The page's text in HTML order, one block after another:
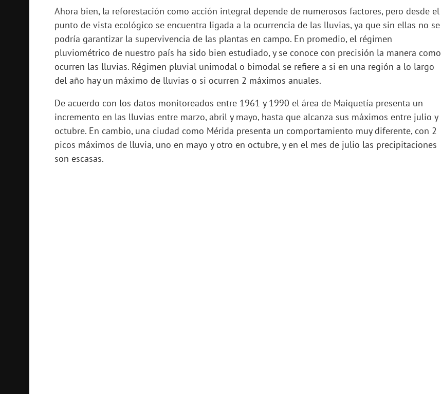
Ahora bien, la reforestación como acción integral depende de numerosos factores, pero desde el
punto de vista ecológico se encuentra ligada a la ocurrencia de las lluvias, ya que sin ellas no se
podría garantizar la supervivencia de las plantas en campo. En promedio, el régimen
pluviométrico de nuestro país ha sido bien estudiado, y se conoce con precisión la manera como
ocurren las lluvias. Régimen pluvial unimodal o bimodal se refiere a si en una región a lo largo
del año hay un máximo de lluvias o si ocurren 2 máximos anuales.
De acuerdo con los datos monitoreados entre 1961 y 1990 el área de Maiquetía presenta un
incremento en las lluvias entre marzo, abril y mayo, hasta que alcanza sus máximos entre julio y
octubre. En cambio, una ciudad como Mérida presenta un comportamiento muy diferente, con 2
picos máximos de lluvia, uno en mayo y otro en octubre, y en el mes de julio las precipitaciones
son escasas.